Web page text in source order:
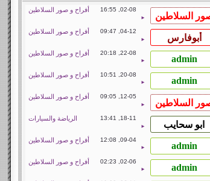
►
02-08, 16:55 أفراح و صور السلاطين
►
04-12, 09:47 أفراح و صور السلاطين
►
22-08, 20:18 أفراح و صور السلاطين
►
20-08, 10:51 أفراح و صور السلاطين
►
12-05, 09:05 أفراح و صور السلاطين
►
18-11, 13:41 الرياضة والسيارات
►
09-04, 12:08 أفراح و صور السلاطين
►
02-06, 02:23 أفراح و صور السلاطين